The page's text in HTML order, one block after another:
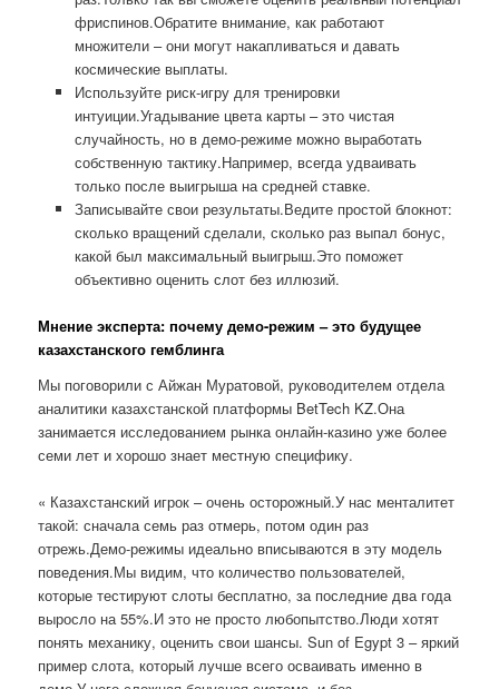
фриспинов.Обратите внимание, как работают
множители – они могут накапливаться и давать
космические выплаты.
Используйте риск-игру для тренировки
интуиции.Угадывание цвета карты – это чистая
случайность, но в демо-режиме можно выработать
собственную тактику.Например, всегда удваивать
только после выигрыша на средней ставке.
Записывайте свои результаты.Ведите простой блокнот:
сколько вращений сделали, сколько раз выпал бонус,
какой был максимальный выигрыш.Это поможет
объективно оценить слот без иллюзий.
Мнение эксперта: почему демо-режим – это будущее
казахстанского гемблинга
Мы поговорили с Айжан Муратовой, руководителем отдела
аналитики казахстанской платформы BetTech KZ.Она
занимается исследованием рынка онлайн-казино уже более
семи лет и хорошо знает местную специфику.
« Казахстанский игрок – очень осторожный.У нас менталитет
такой: сначала семь раз отмерь, потом один раз
отрежь.Демо-режимы идеально вписываются в эту модель
поведения.Мы видим, что количество пользователей,
которые тестируют слоты бесплатно, за последние два года
выросло на 55%.И это не просто любопытство.Люди хотят
понять механику, оценить свои шансы. Sun of Egypt 3 – яркий
пример слота, который лучше всего осваивать именно в